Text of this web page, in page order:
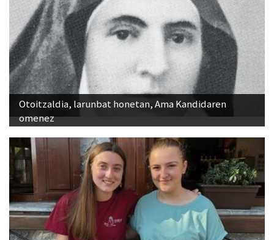
Otoitzaldia, larunbat honetan, Ama Kandidaren
omenez